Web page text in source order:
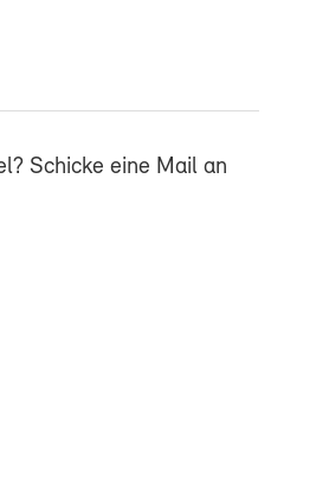
Schicke eine Mail an